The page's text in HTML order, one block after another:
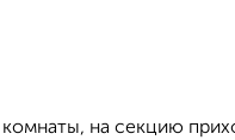
на секцию